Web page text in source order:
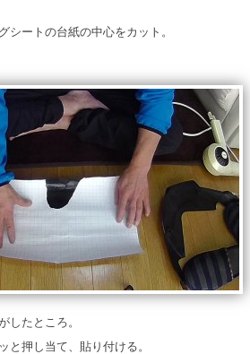
シートの台紙の中心をカット。
したところ。
と押し当て、貼り付ける。